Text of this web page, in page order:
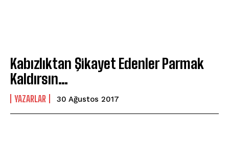
Kabızlıktan Şikayet Edenler Parmak
Kaldırsın…
YAZARLAR 30 Ağustos 2017